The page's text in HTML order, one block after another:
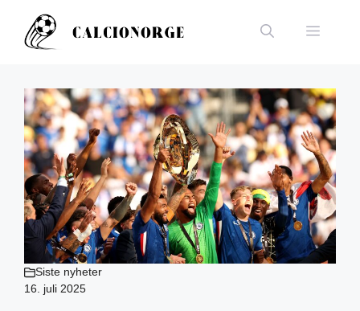
innhold
Meny
Siste nyheter
16. juli 2025